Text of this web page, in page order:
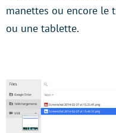
manettes ou encore le
ou une tablette.